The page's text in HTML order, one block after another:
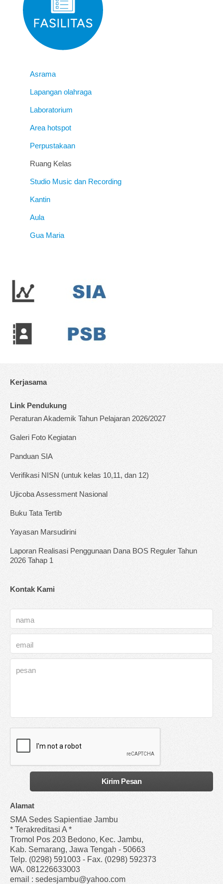
Asrama
Lapangan olahraga
Laboratorium
Area hotspot
Perpustakaan
Ruang Kelas
Studio Music dan Recording
Kantin
Aula
Gua Maria
Kerjasama
Link Pendukung
Peraturan Akademik Tahun Pelajaran 2026/2027
Galeri Foto Kegiatan
Panduan SIA
Verifikasi NISN (untuk kelas 10,11, dan 12)
Ujicoba Assessment Nasional
Buku Tata Tertib
Yayasan Marsudirini
Laporan Realisasi Penggunaan Dana BOS Reguler Tahun
2026 Tahap 1
Kontak Kami
Alamat
SMA Sedes Sapientiae Jambu
* Terakreditasi A *
Tromol Pos 203 Bedono, Kec. Jambu,
Kab. Semarang, Jawa Tengah - 50663
Telp. (0298) 591003 - Fax. (0298) 592373
WA. 081226633003
email : sedesjambu@yahoo.com